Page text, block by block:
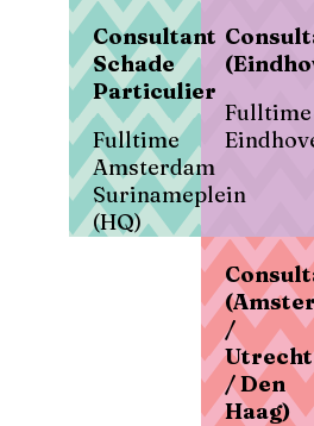
Consultant
Schade
Particulier
Fulltime
Amsterdam
Surinameplein
(HQ)
Fulltime
/
Utrecht
/ Den
Haag)